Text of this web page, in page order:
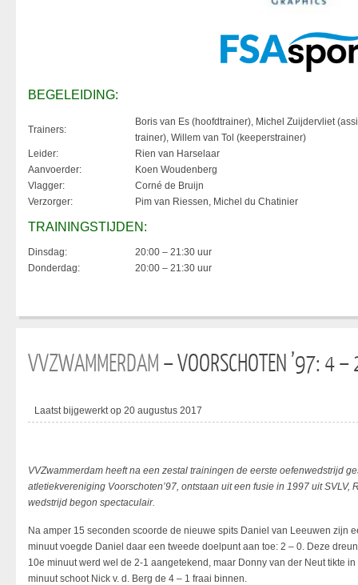
BEGELEIDING:
Trainers:
Boris van Es (hoofdtrainer), Michel Zuijdervliet
trainer), Willem van Tol (keeperstrainer)
Leider:
Rien van Harselaar
Aanvoerder:
Koen Woudenberg
Vlagger:
Corné de Bruijn
Verzorger:
Pim van Riessen, Michel du Chatinier
TRAININGSTIJDEN:
Dinsdag:
20:00 – 21:30 uur
Donderdag:
20:00 – 21:30 uur
VVZWAMMERDAM– VOORSCHOTEN ’97: 4 –
Laatst bijgewerkt op 20 augustus 2017
VVZwammerdam heeft na een zestal trainingen de eerste oefenwedstrijd
atletiekvereniging Voorschoten’97, ontstaan uit een fusie in 1997 uit SVLV,
wedstrijd begon spectaculair.
Na amper 15 seconden scoorde de nieuwe spits Daniel van Leeuwen zijn
minuut voegde Daniel daar een tweede doelpunt aan toe: 2 – 0. Deze
10e minuut werd wel de 2-1 aangetekend, maar Donny van der Neut tikte
minuut schoot Nick v. d. Berg de 4 – 1 fraai binnen.